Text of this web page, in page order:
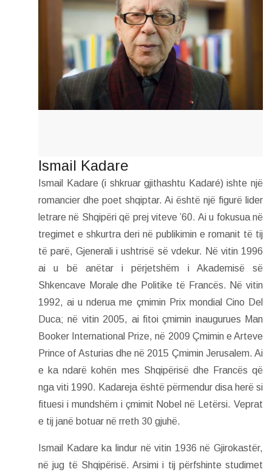
Ismail Kadare
Ismail Kadare (i shkruar gjithashtu Kadaré) ishte një
romancier dhe poet shqiptar. Ai është një figurë lider
letrare në Shqipëri që prej viteve ’60. Ai u fokusua në
tregimet e shkurtra deri në publikimin e romanit të tij
të parë, Gjenerali i ushtrisë së vdekur. Në vitin 1996
ai u bë anëtar i përjetshëm i Akademisë së
Shkencave Morale dhe Politike të Francës. Në vitin
1992, ai u nderua me çmimin Prix mondial Cino Del
Duca; në vitin 2005, ai fitoi çmimin inaugurues Man
Booker International Prize, në 2009 Çmimin e Arteve
Prince of Asturias dhe në 2015 Çmimin Jerusalem. Ai
e ka ndarë kohën mes Shqipërisë dhe Francës që
nga viti 1990. Kadareja është përmendur disa herë si
fituesi i mundshëm i çmimit Nobel në Letërsi. Veprat
e tij janë botuar në rreth 30 gjuhë.
Ismail Kadare ka lindur në vitin 1936 në Gjirokastër,
në jug të Shqipërisë. Arsimi i tij përfshinte studimet